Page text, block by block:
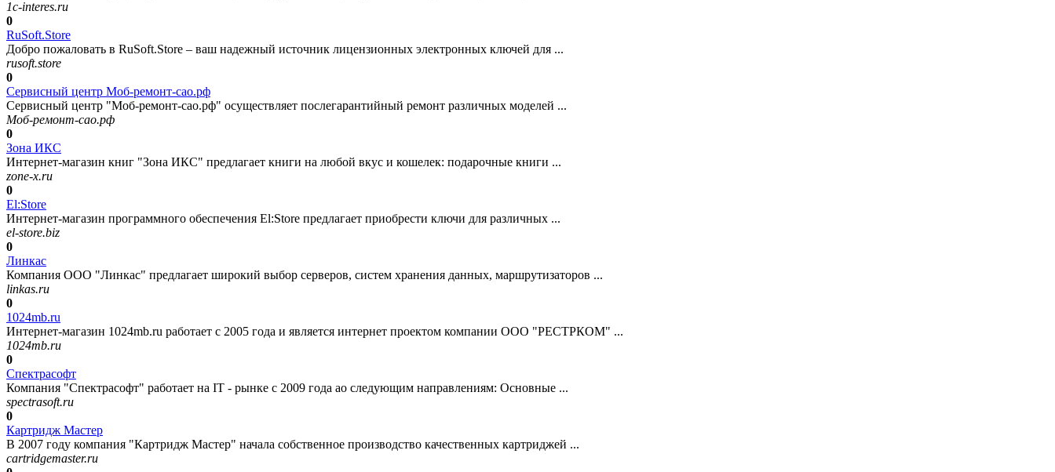
1c-interes.ru
0
RuSoft.Store
Добро пожаловать в RuSoft.Store – ваш надежный источник лицензионных электронных ключей для ...
rusoft.store
0
Сервисный центр Моб-ремонт-сао.рф
Сервисный центр "Моб-ремонт-сао.рф" осуществляет послегарантийный ремонт различных моделей ...
Моб-ремонт-сао.рф
0
Зона ИКС
Интернет-магазин книг "Зона ИКС" предлагает книги на любой вкус и кошелек: подарочные книги ...
zone-x.ru
0
El:Store
Интернет-магазин программного обеспечения El:Store предлагает приобрести ключи для различных ...
el-store.biz
0
Линкас
Компания ООО "Линкас" предлагает широкий выбор серверов, систем хранения данных, маршрутизаторов ...
linkas.ru
0
1024mb.ru
Интернет-магазин 1024mb.ru работает с 2005 года и является интернет проектом компании ООО "РЕСТРКОМ" ...
1024mb.ru
0
Спектрасофт
Компания "Спектрасофт" работает на IT - рынке с 2009 года ао следующим направлениям: Основные ...
spectrasoft.ru
0
Картридж Мастер
В 2007 году компания "Картридж Мастер" начала собственное производство качественных картриджей ...
cartridgemaster.ru